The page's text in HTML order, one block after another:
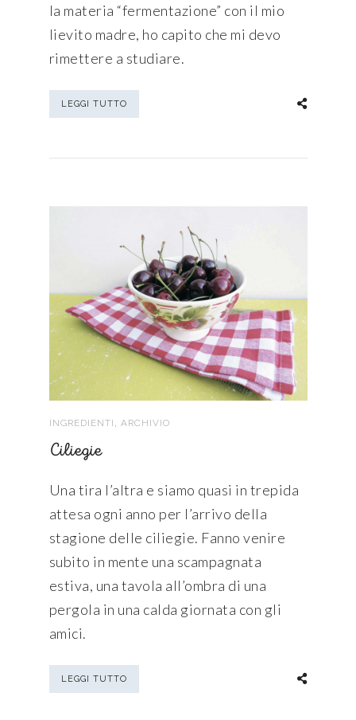
la materia “fermentazione” con il mio
lievito madre, ho capito che mi devo
rimettere a studiare.
LEGGI TUTTO
INGREDIENTI ARCHIVIO
Ciliegie
Una tira l’altra e siamo quasi in trepida
attesa ogni anno per l’arrivo della
stagione delle ciliegie. Fanno venire
subito in mente una scampagnata
estiva, una tavola all’ombra di una
pergola in una calda giornata con gli
amici.
LEGGI TUTTO